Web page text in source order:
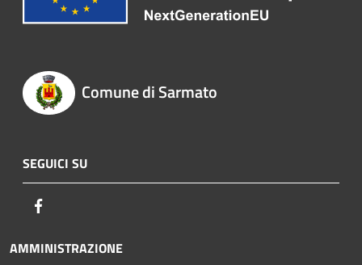
Comune di Sarmato
SEGUICI SU
AMMINISTRAZIONE